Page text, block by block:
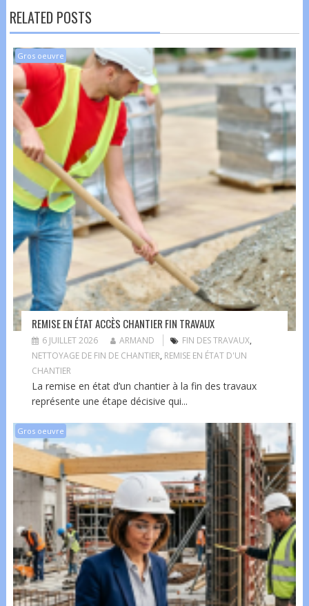
RELATED POSTS
Gros oeuvre
REMISE EN ÉTAT ACCÈS CHANTIER FIN TRAVAUX
6 JUILLET 2026 ARMAND FIN DES TRAVAUX,
NETTOYAGE DE FIN DE CHANTIER, REMISE EN ÉTAT D'UN
CHANTIER
La remise en état d’un chantier à la fin des travaux
représente une étape décisive qui...
Gros oeuvre